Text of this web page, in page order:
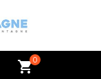
shopping_cart0